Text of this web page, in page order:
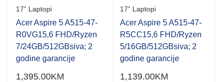
Rated
0.001
out
of
5
17” Laptopi
Acer Aspire 5 A515-47-
R0VG15,6 FHD/Ryzen
7/24GB/512GBsiva; 2
godine garancije
1,395.00KM
Rated
0.001
out
of
5
17” Laptopi
Acer Aspire 5 A515-47-
R5CC15,6 FHD/Ryzen
5/16GB/512GBsiva; 2
godine garancije
1,139.00KM